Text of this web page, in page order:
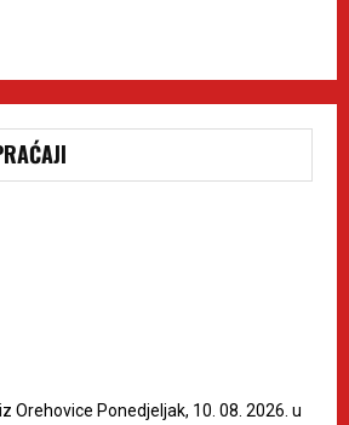
Orehovice Ponedjeljak, 10. 08. 2026. u